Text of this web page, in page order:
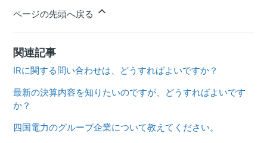
ページの先頭へ戻る
関連記事
IRに関する問い合わせは、どうすればよいですか？
最新の決算内容を知りたいのですが、どうすればよいです
か？
四国電力のグループ企業について教えてください。